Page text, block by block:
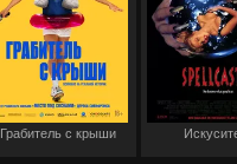
Грабитель с крыши